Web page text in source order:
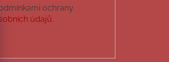
ochrany
údajů.